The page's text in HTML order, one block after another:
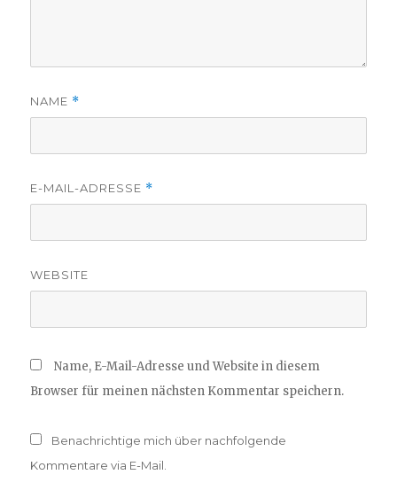
NAME *
E-MAIL-ADRESSE *
WEBSITE
Name, E-Mail-Adresse und Website in diesem
Browser für meinen nächsten Kommentar speichern.
Benachrichtige mich über nachfolgende
Kommentare via E-Mail.